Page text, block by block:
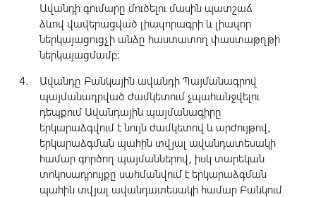
Ավանդի գումարը մուծելու մասին պատշաճ
ձևով վավերացված լիազորագրի և լիազոր
ներկայացուցչի անձը հաստատող փաստաթղթի
ներկայացմամբ:
Ավանդը Բանկային ավանդի Պայմանագրով
պայմանադրված ժամկետում չպահանջվելու
դեպքում Ավանդային պայմանագիրը
երկարաձգվում է նույն ժամկետով և արժույթով,
երկարաձգման պահին տվյալ ավանդատեսակի
համար գործող պայմաններով, իսկ տարեկան
տոկոսադրույքը սահմանվում է երկարաձգման
պահին տվյալ ավանդատեսակի համար Բանկում